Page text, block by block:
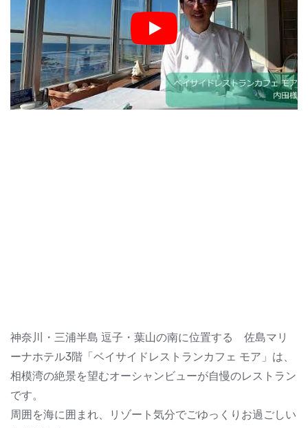
Play
神奈川・三浦半島 逗子・葉山の南に位置する 佐島マリ
ーナホテル3階「ベイサイドレストランカフェ モア」は、
相模湾の絶景を望むオーシャンビューが自慢のレストラン
です。
周囲を海に囲まれ、リゾート気分でごゆっくりお過ごしい